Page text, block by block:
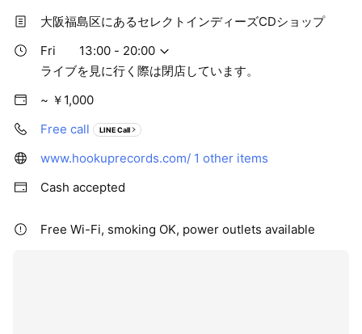
大阪福島区にあるセレクトインディーズCDショップ
Fri
13:00 - 20:00
ライブを見に行く際は閉店しています。
~ ￥1,000
Free call
LINE Call
www.hookuprecords.com/ 1 other items
Cash accepted
Free Wi-Fi, smoking OK, power outlets available